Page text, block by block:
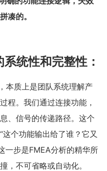
凑的。
统性和完整性：
本质上是团队系统理解产
程。我们通过连接功能，
、信号的传递路径。这个
个功能输出给了谁？它又
一步是FMEA分析的精华所
，不可省略或自动化。